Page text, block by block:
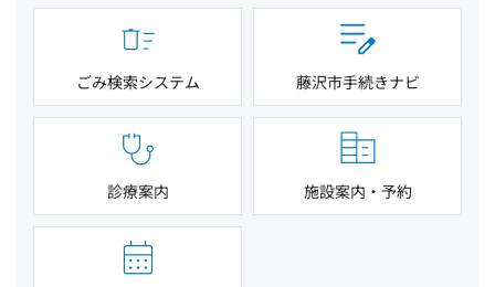
ごみ検索システム 藤沢市手続きナビ
診療案内 施設案内・予約